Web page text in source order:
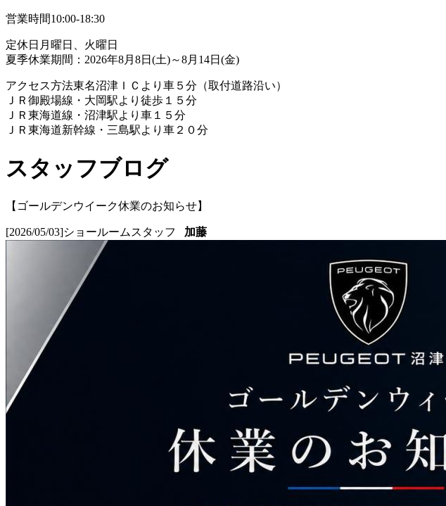
営業時間10:00-18:30
定休日 月曜日、火曜日
夏季休業期間：2026年8月8日(土)～8月14日(金)
アクセス方法東名沼津ＩＣより車５分（取付道路沿い）
ＪＲ御殿場線・大岡駅より徒歩１５分
ＪＲ東海道線・沼津駅より車１５分
ＪＲ東海道新幹線・三島駅より車２０分
スタッフブログ
【ゴールデンウイーク休業のお知らせ】
[2026/05/03]ショールームスタッフ 加藤